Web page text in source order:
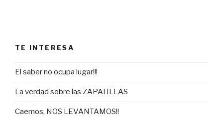
TE INTERESA
El saber no ocupa lugar!!!
La verdad sobre las ZAPATILLAS
Caemos, NOS LEVANTAMOS!!